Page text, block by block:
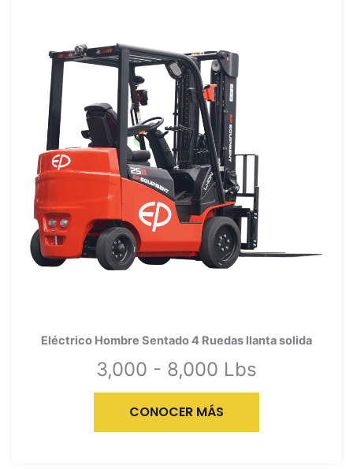
Eléctrico Hombre Sentado 4 Ruedas llanta solida
3,000 - 8,000 Lbs
CONOCER MÁS